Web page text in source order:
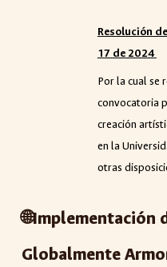
Resolución
17 de2024
Por la cual se
convocatoria
creación
en la
otras
🌐Implementación
Globalmente